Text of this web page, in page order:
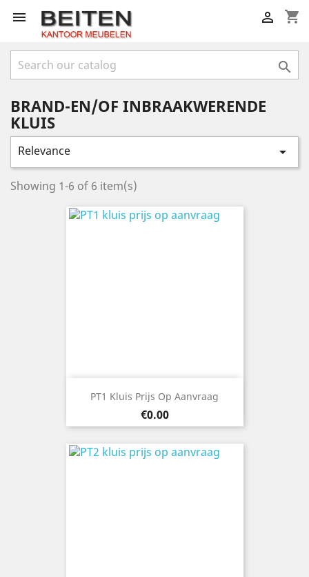
 shopping_cart


BRAND-EN/OF INBRAAKWERENDE
KLUIS
Relevance 
Showing 1-6 of 6 item(s)
PT1 Kluis Prijs Op Aanvraag
Price
€0.00